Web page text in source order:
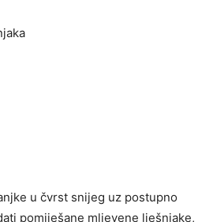
u čvrst snijeg uz postu­pno
pomiješane mljeve­ne lješnjake,